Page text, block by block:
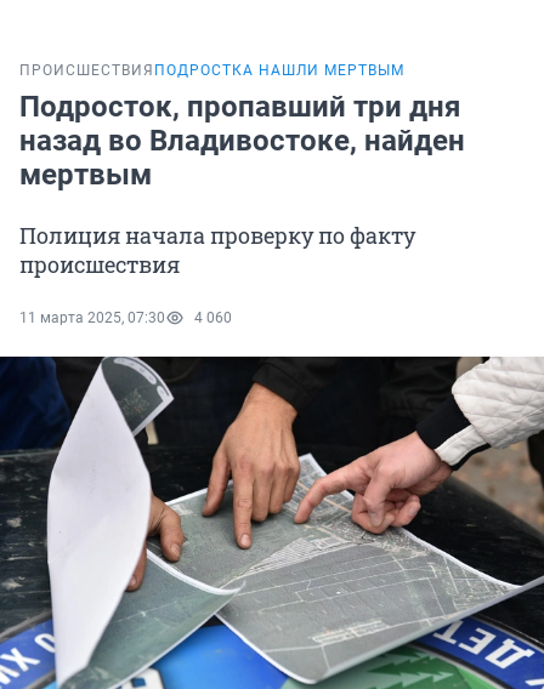
ПРОИСШЕСТВИЯ ПОДРОСТКА НАШЛИ МЕРТВЫМ
Подросток, пропавший три дня
назад во Владивостоке, найден
мертвым
Полиция начала проверку по факту
происшествия
11 марта 2025, 07:30 4 060